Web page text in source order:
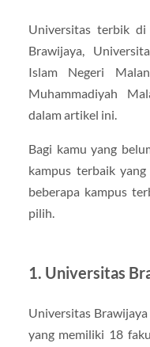
Universitas terbik
Brawijaya,
Islam Negeri
Muhammadiyah
dalam artikel ini.
Bagi kamu yang
kampus terbaik
beberapa kampus
pilih.
1. Universitas
Universitas
yang memiliki 18